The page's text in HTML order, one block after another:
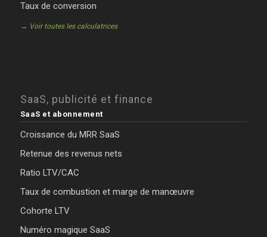
Taux de conversion
→ Voir toutes les calculatrices
SaaS, publicité et finance
SaaS et abonnement
Croissance du MRR SaaS
Retenue des revenus nets
Ratio LTV/CAC
Taux de combustion et marge de manœuvre
Cohorte LTV
Numéro magique SaaS